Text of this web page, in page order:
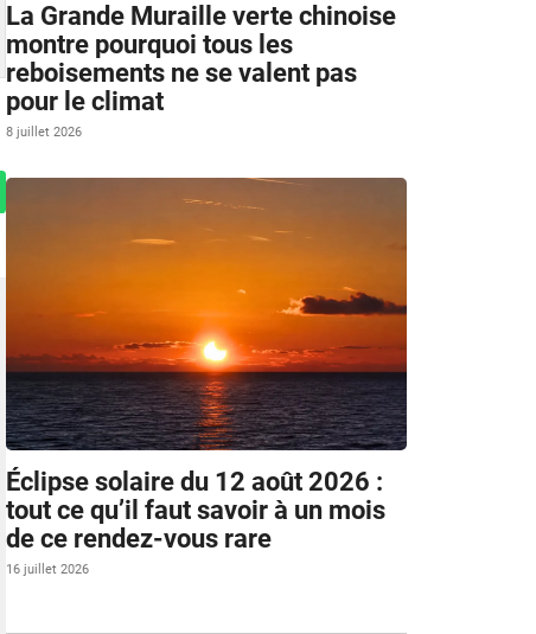
La Grande Muraille verte chinoise
montre pourquoi tous les
reboisements ne se valent pas
pour le climat
8 juillet 2026
Éclipse solaire du 12 août 2026 :
tout ce qu’il faut savoir à un mois
de ce rendez-vous rare
16 juillet 2026